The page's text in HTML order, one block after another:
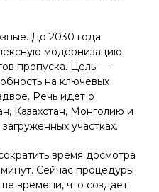
До 2030 года
модернизацию
пропуска. Цель —
на ключевых
Речь идет о
Казахстан, Монголию и
участках.
время досмотра
Сейчас процедуры
времени, что создает